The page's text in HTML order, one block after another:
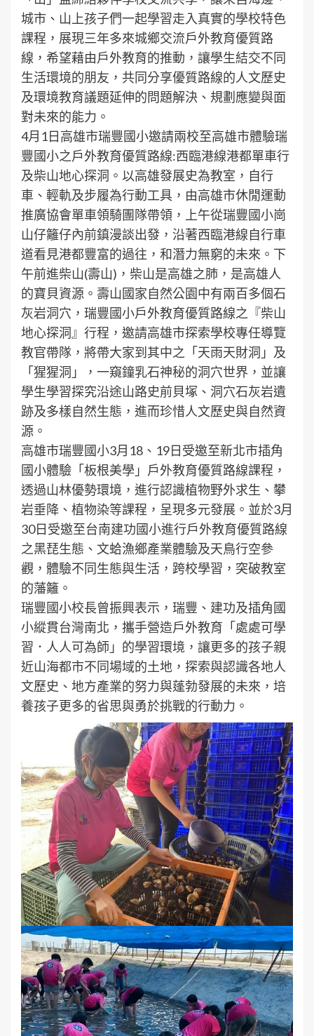
城市、山上孩子們一起學習走入真實的學校特色
課程，展現三年多來城鄉交流戶外教育優質路
線，希望藉由戶外教育的推動，讓學生結交不同
生活環境的朋友，共同分享優質路線的人文歷史
及環境教育議題延伸的問題解決、規劃應變與面
對未來的能力。
4月1日高雄市瑞豐國小邀請兩校至高雄市體驗瑞
豐國小之戶外教育優質路線:西臨港線港都單車行
及柴山地心探洞。以高雄發展史為教室，自行
車、輕軌及步履為行動工具，由高雄市休閒運動
推廣協會單車領騎團隊帶領，上午從瑞豐國小崗
山仔籬仔內前鎮漫談出發，沿著西臨港線自行車
道看見港都豐富的過往，和潛力無窮的未來。下
午前進柴山(壽山)，柴山是高雄之肺，是高雄人
的寶貝資源。壽山國家自然公園中有兩百多個石
灰岩洞穴，瑞豐國小戶外教育優質路線之『柴山
地心探洞』行程，邀請高雄市探索學校專任導覽
教官帶隊，將帶大家到其中之「天雨天財洞」及
「猩猩洞」，一窺鐘乳石神秘的洞穴世界，並讓
學生學習探究沿途山路史前貝塚、洞穴石灰岩遺
跡及多樣自然生態，進而珍惜人文歷史與自然資
源。
高雄市瑞豐國小3月18、19日受邀至新北市插角
國小體驗「板根美學」戶外教育優質路線課程，
透過山林優勢環境，進行認識植物野外求生、攀
岩垂降、植物染等課程，呈現多元發展。並於3月
30日受邀至台南建功國小進行戶外教育優質路線
之黑琵生態、文蛤漁鄉產業體驗及天鳥行空參
觀，體驗不同生態與生活，跨校學習，突破教室
的藩籬。
瑞豐國小校長曾振興表示，瑞豐、建功及插角國
小縱貫台灣南北，攜手營造戶外教育「處處可學
習．人人可為師」的學習環境，讓更多的孩子親
近山海都市不同場域的土地，探索與認識各地人
文歷史、地方產業的努力與蓬勃發展的未來，培
養孩子更多的省思與勇於挑戰的行動力。